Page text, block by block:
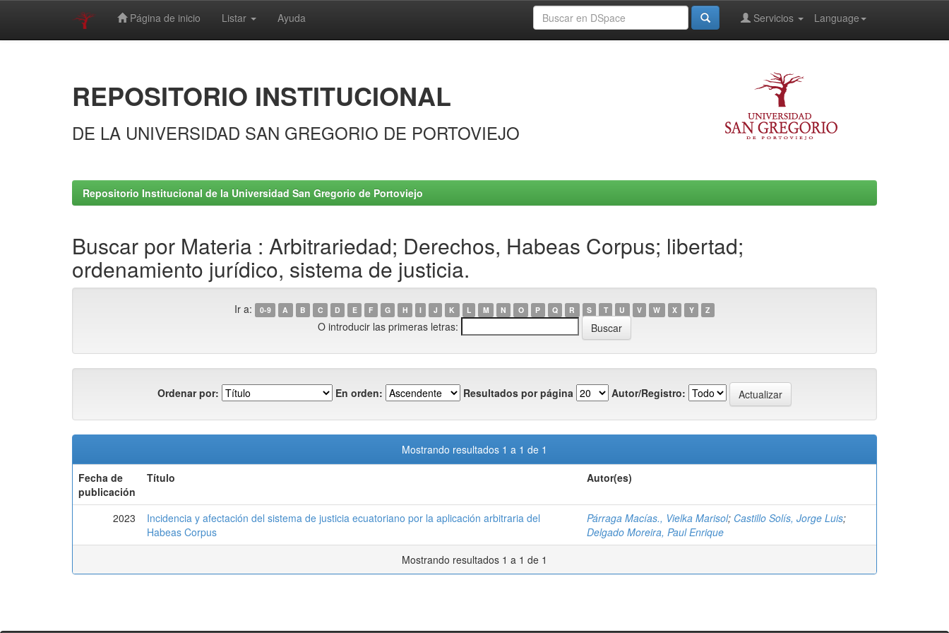
Página de inicio Listar Ayuda Language
Servicios
REPOSITORIO INSTITUCIONAL
DE LA UNIVERSIDAD SAN GREGORIO DE PORTOVIEJO
Repositorio Institucional de la Universidad San Gregorio de Portoviejo
Buscar por Materia : Arbitrariedad; Derechos, Habeas Corpus; libertad;
ordenamiento jurídico, sistema de justicia.
Ir a: 0-9 A B C D E F G H I J K L M N O P Q R S T U V W X Y Z
O introducir las primeras letras:
Ordenar por: En orden: Resultados por página Autor/Registro:
Mostrando resultados 1 a 1 de 1
Fecha de
publicación
Título Autor(es)
2023
Incidencia y afectación del sistema de justicia ecuatoriano por la aplicación arbitraria del
Habeas Corpus
Párraga Macías., Vielka Marisol; Castillo Solís, Jorge Luis;
Delgado Moreira, Paul Enrique
Mostrando resultados 1 a 1 de 1